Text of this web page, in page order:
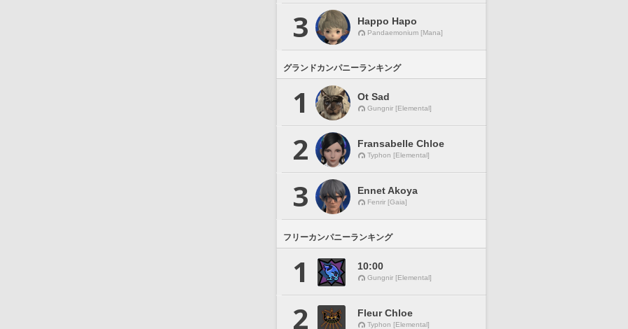
3 Happo Hapo
Pandaemonium [Mana]
グランドカンパニーランキング
1 Ot Sad
Gungnir [Elemental]
2 Fransabelle Chloe
Typhon [Elemental]
3 Ennet Akoya
Fenrir [Gaia]
フリーカンパニーランキング
1 10:00
Gungnir [Elemental]
2 Fleur Chloe
Typhon [Elemental]